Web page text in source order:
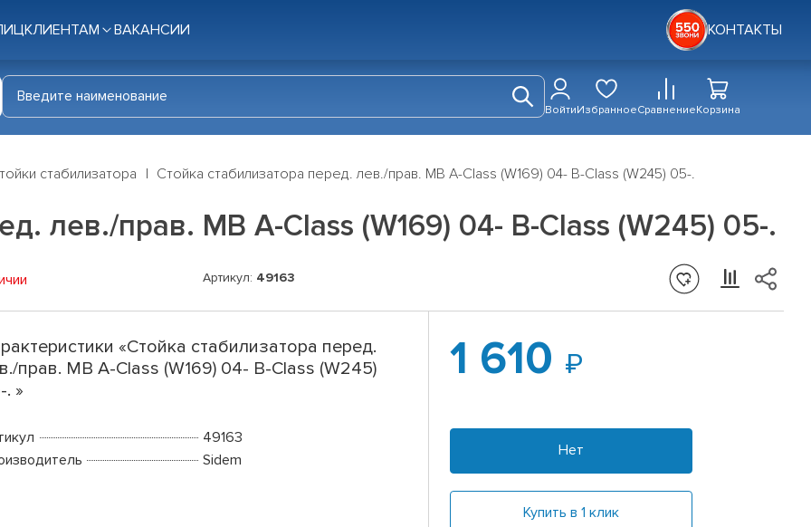
КЛИЕНТАМ ВАКАНСИИ КОНТАКТЫ
ВойтиИзбранноеСравнениеКорзина
стабилизатора Стойка стабилизатора перед. лев./прав. MB A-Class (W169) 04- B-Class (W245) 05-.
лев./прав. MB A-Class (W169) 04- B-Class (W245) 05-.
Артикул: 49163
«Стойка стабилизатора перед.
прав. MB A-Class (W169) 04- B-Class (W245)
. »
49163
Sidem
1 610
Нет
Купить в 1 клик